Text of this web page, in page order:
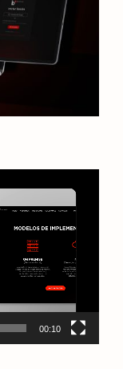
00:10